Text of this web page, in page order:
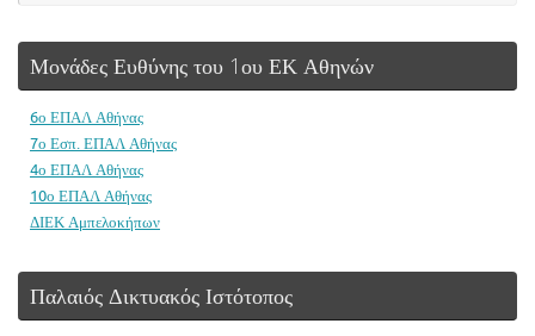
Μονάδες Ευθύνης του 1ου ΕΚ Αθηνών
6ο ΕΠΑΛ Αθήνας
7ο Εσπ. ΕΠΑΛ Αθήνας
4ο ΕΠΑΛ Αθήνας
10ο ΕΠΑΛ Αθήνας
ΔΙΕΚ Αμπελοκήπων
Παλαιός Δικτυακός Ιστότοπος